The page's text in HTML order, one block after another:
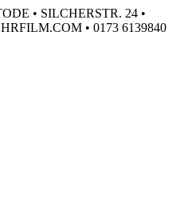
• SILCHERSTR. 24 •
• 0173 6139840